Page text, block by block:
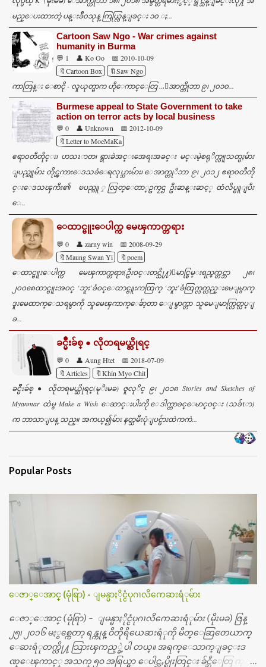
မည္ေပးထားတဲ့ ပန္းခ်ီ၀သုန္ ကြယ္လြန္ျခင္း ၁၀ ႏ...
Cartoon Saw Ngo - War crimes against
humanity in Burma
💬 1 👤 Ko Oo
📅 2010-10-09
🔖Cartoon Box
🔖Saw Ngo
ကာတြန္း ေစာငို - လူယုတ္မာက ဟိုေကာင္ေတြ ...ေအာက္တိုဘာ ၉၊ ၂၀၁၀...
Burmese appeal to State Government to take
action on terror acts by local business
💬 0 👤 Unknown
📅 2012-10-09
🔖Letter to MoeMaKa
ဧရာ၀တီတိုင္း၊ ဟသၤာတ၊ ရွားခဲအင္းအေရးအခင္း မင္းမဲ့စရုိက္လူသတ္မႈမ်ား
ျပည္သူမ်ား တိုင္ၾကားေဒသခံေရလုပ္သားမ်ား၊ ေအာက္တုိဘာ ၉၊ ၂၀၁၂ ဧရာ၀တီတို
င္းေဒသၾကီး၏ ၿပည္သူ ့လြတ္ေတာ္ဥကၠဌ ဦးဆန္းဆင့္ ထံလိပ္မူျပီး
ေ...
ေထာင္ဗူးေပါက္က မေၾကာက္တရား
💬 0 👤 zarny win
📅 2008-09-29
🔖Maung Swan Yi
🔖poem
ေထာင္ဗူးေပါက္က မေၾကာက္တရား(ဦးဝင္းတင္သို႔)ေမာင္စြမ္းရည္စက္တင္ဘာ ၂၈၊
၂၀၀၈ေထာင္ဗူးအဝင္ ‘ဘူး’ခံဝင္ေထာင္ဗူးကထြက္ ‘ဘူး’ခံထြက္လက္လည္းမေျမွာက္
ဒူးမေထာက္ေသရမွာကို သူမေၾကာက္ေခ်ာ့တာ ေျမွာက္တာ သူမေျမာက္လြတ္လပ္ျ
ခ...
ခင္မ်ဳိးခ်စ္ ● လိုတရမယ္ဆိုရင္
💬 0 👤 Aung Htet
📅 2018-07-09
🔖Articles
🔖Khin Myo Chit
ခင္မ်ဳိးခ်စ္ ● လိုတရမယ္ဆိုရင္(မုိးမခ) ဇူလုိင္ ၉၊ ၂၀၁၈ Stories and Sketches of
Myanmar ထဲမွ Make a Wish ေဆာင္းပါးကို ေဒါက္တာခင္ေမာင္ဝင္း (သခ်ၤာ)
က ဘာသာျပန္ သည္။ အကယ္၍မ်ား နတ္သမီးပုံျပင္မ်ားထဲကကဲ...
Popular Posts
ေဇာ္ေအာင္ (မုံရြာ) - ျမန္မာႏိုင္ငံပုဂၢလိကေဆးရံုမ်ား
ေဇာ္ေအာင္ (မုံရြာ) - ျမန္မာႏိုင္ငံပုဂၢလိကေဆးရံုမ်ား (မိုးမခ) ဇြန္
၂၅၊ ၂၀၁၆ မႏွစ္ကေတာ့ ရန္ကုန္ ဝိတိုရိယေဆးရံုကို မိတ္ေဆြတေယာက္
ေဆးရံုတက္လို႔ သြားၾကည့္ခဲ့ပါ တယ္။ အရက္ေသာက္ျခင္းဒ
ဏ္ေၾကာင့္ အသက္ ၅၀ အရြယ္မွာ ေပါင္ညႇပ္ရိုးတြင္း ခ်င္ဆီေတြ ကုန္ခ